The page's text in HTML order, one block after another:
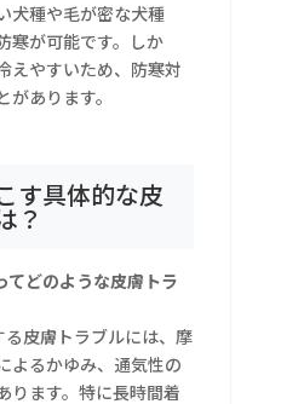
犬種や毛が密な犬種
寒が可能です。しか
えやすいため、防寒対
あります。
す具体的な皮
？
てどのような皮膚トラ
皮膚トラブルには、摩
よるかゆみ、通気性の
ります。特に長時間着